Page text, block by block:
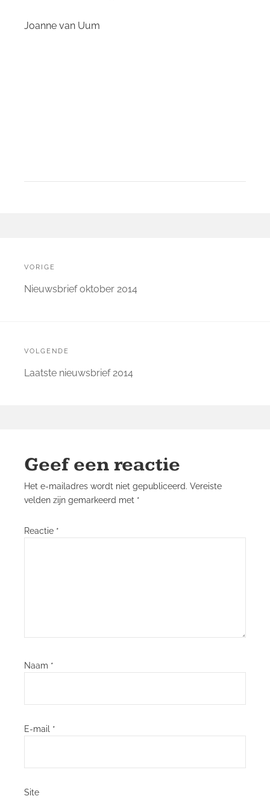
Joanne van Uum
navigatie
VORIGE
Vorige
Nieuwsbrief oktober 2014
VOLGENDE
Volgende
Laatste nieuwsbrief 2014
Geef een reactie
Het e-mailadres wordt niet gepubliceerd. Vereiste
velden zijn gemarkeerd met *
Reactie *
Naam *
E-mail *
Site